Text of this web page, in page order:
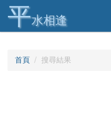
平水相逢
首頁 搜尋結果